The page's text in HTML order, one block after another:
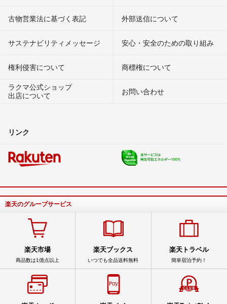
古物営業法に基づく表記 外部送信について
サステナビリティメッセージ 安心・安全のための取り組み
権利侵害について
商標権について
ラクマ公式ショップ
出店について
お問い合わせ
リンク
楽天のグループサービス
楽天市場
商品数は1億点以上
楽天ブックス
いつでも全品送料無料
楽天トラベル
簡単宿泊予約！